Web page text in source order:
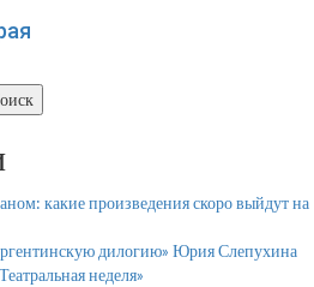
какие произведения скоро выйдут на
дилогию» Юрия Слепухина
неделя»